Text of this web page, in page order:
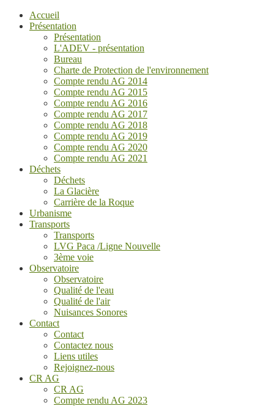
Accueil
Présentation
Présentation
L'ADEV - présentation
Bureau
Charte de Protection de l'environnement
Compte rendu AG 2014
Compte rendu AG 2015
Compte rendu AG 2016
Compte rendu AG 2017
Compte rendu AG 2018
Compte rendu AG 2019
Compte rendu AG 2020
Compte rendu AG 2021
Déchets
Déchets
La Glacière
Carrière de la Roque
Urbanisme
Transports
Transports
LVG Paca /Ligne Nouvelle
3ème voie
Observatoire
Observatoire
Qualité de l'eau
Qualité de l'air
Nuisances Sonores
Contact
Contact
Contactez nous
Liens utiles
Rejoignez-nous
CR AG
CR AG
Compte rendu AG 2023